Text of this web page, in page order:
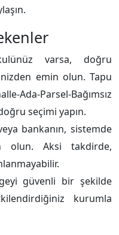
varsa, doğru
emin olun. Tapu
Parsel-Bağımsız
seçimi yapın.
bankanın, sistemde
olun. Aksi takdirde,
güvenli bir şekilde
kurumla